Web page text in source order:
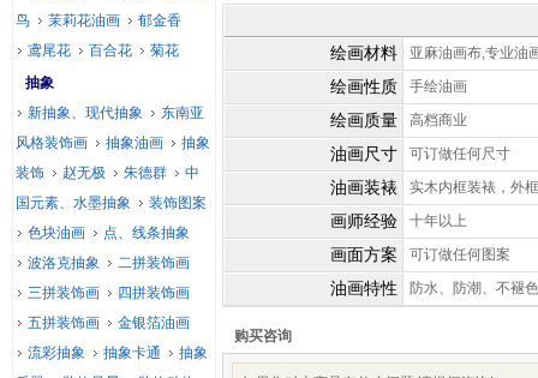
绘画材料 亚麻油画布,专业油
绘画性质 手绘油画
绘画质量 高档商业
油画尺寸 可订做任何尺寸
油画装裱 实木内框装裱，外
画师经验 十年以上
画面方案 可订做任何图案
油画特性 防水、防潮、不褪色
购买咨询
鸟
茉莉花油画
郁金香
鸢尾花
百合花
菊花
抽象
新抽象、现代抽象
东南亚
风格装饰画
抽象油画
抽象
装饰
赵无极 朱德群
中
国元素、水墨抽象
装饰图案
色块油画
点、线条抽象
波洛克抽象
二拼装饰画
三拼装饰画
四拼装饰画
五拼装饰画
金银箔油画
流彩抽象
抽象卡通
抽象